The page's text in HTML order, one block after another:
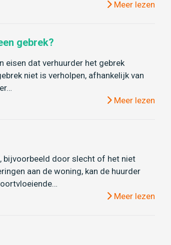
Meer lezen
gebrek?
eisen dat verhuurder het gebrek
niet is verholpen, afhankelijk van
Meer lezen
bijvoorbeeld door slecht of het niet
aan de woning, kan de huurder
Meer lezen